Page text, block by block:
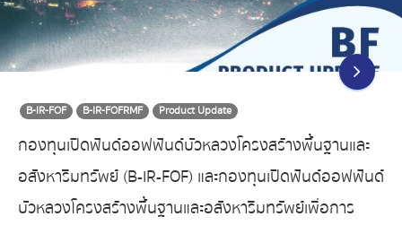
B-IR-FOF B-IR-FOFRMF Product Update
กองทุนเปิดฟันด์ออฟฟันด์บัวหลวงโครงสร้างพื้นฐานและ
อสังหาริมทรัพย์ (B-IR-FOF) และกองทุนเปิดฟันด์ออฟฟันด์
บัวหลวงโครงสร้างพื้นฐานและอสังหาริมทรัพย์เพื่อการ